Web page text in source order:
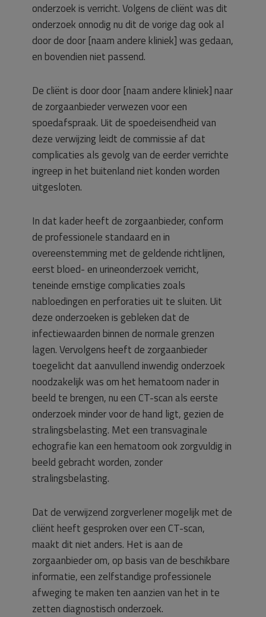
onderzoek is verricht. Volgens de cliënt was dit
onderzoek onnodig nu dit de vorige dag ook al
door de door [naam andere kliniek] was gedaan,
en bovendien niet passend.
De cliënt is door door [naam andere kliniek] naar
de zorgaanbieder verwezen voor een
spoedafspraak. Uit de spoedeisendheid van
deze verwijzing leidt de commissie af dat
complicaties als gevolg van de eerder verrichte
ingreep in het buitenland niet konden worden
uitgesloten.
In dat kader heeft de zorgaanbieder, conform
de professionele standaard en in
overeenstemming met de geldende richtlijnen,
eerst bloed- en urineonderzoek verricht,
teneinde ernstige complicaties zoals
nabloedingen en perforaties uit te sluiten. Uit
deze onderzoeken is gebleken dat de
infectiewaarden binnen de normale grenzen
lagen. Vervolgens heeft de zorgaanbieder
toegelicht dat aanvullend inwendig onderzoek
noodzakelijk was om het hematoom nader in
beeld te brengen, nu een CT-scan als eerste
onderzoek minder voor de hand ligt, gezien de
stralingsbelasting. Met een transvaginale
echografie kan een hematoom ook zorgvuldig in
beeld gebracht worden, zonder
stralingsbelasting.
Dat de verwijzend zorgverlener mogelijk met de
cliënt heeft gesproken over een CT-scan,
maakt dit niet anders. Het is aan de
zorgaanbieder om, op basis van de beschikbare
informatie, een zelfstandige professionele
afweging te maken ten aanzien van het in te
zetten diagnostisch onderzoek.